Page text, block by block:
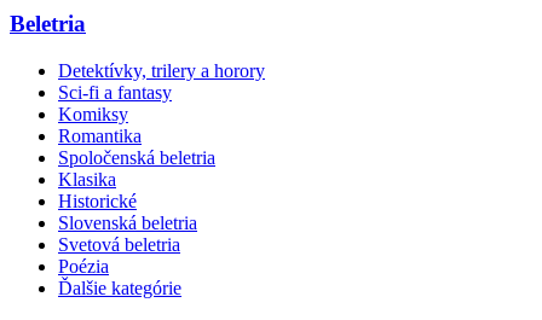
Beletria
Detektívky, trilery a horory
Sci-fi a fantasy
Komiksy
Romantika
Spoločenská beletria
Klasika
Historické
Slovenská beletria
Svetová beletria
Poézia
Ďalšie kategórie